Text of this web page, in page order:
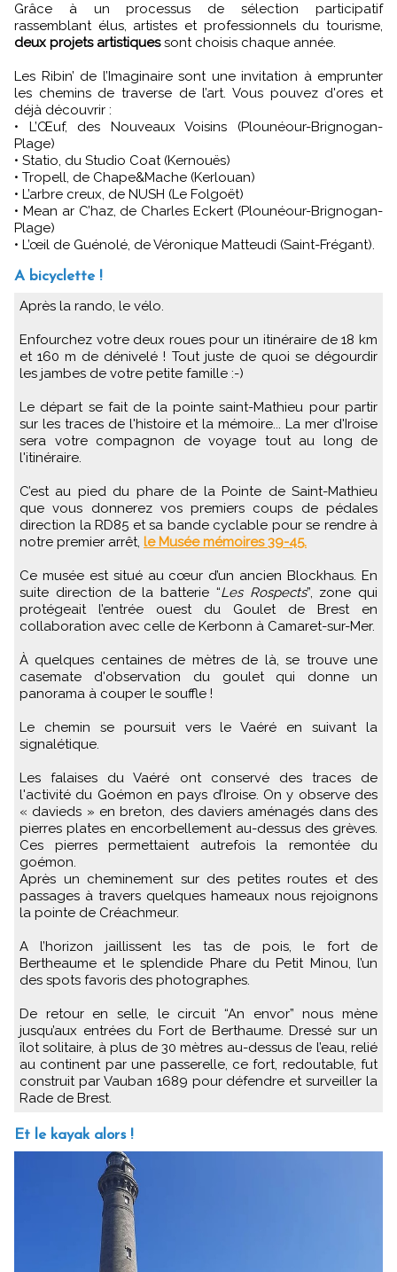
Grâce à un processus de sélection participatif
rassemblant élus, artistes et professionnels du tourisme,
deux projets artistiquessont choisis chaque année.
Les Ribin’ de l’Imaginaire sont une invitation à emprunter
les chemins de traverse de l’art. Vous pouvez d'ores et
déjà découvrir :
• L’Œuf, des Nouveaux Voisins (Plounéour-Brignogan-
Plage)
• Statio, du Studio Coat (Kernouës)
• Tropell, de Chape&Mache (Kerlouan)
• L’arbre creux, de NUSH (Le Folgoët)
• Mean ar C’haz, de Charles Eckert (Plounéour-Brignogan-
Plage)
• L’œil de Guénolé, de Véronique Matteudi (Saint-Frégant).
A bicyclette !
Après la rando, le vélo.
Enfourchez votre deux roues pour un itinéraire de 18 km
et 160 m de dénivelé ! Tout juste de quoi se dégourdir
les jambes de votre petite famille :-)
Le départ se fait de la pointe saint-Mathieu pour partir
sur les traces de l'histoire et la mémoire... La mer d'Iroise
sera votre compagnon de voyage tout au long de
l'itinéraire.
C’est au pied du phare de la Pointe de Saint-Mathieu
que vous donnerez vos premiers coups de pédales
direction la RD85 et sa bande cyclable pour se rendre à
notre premier arrêt, le Musée mémoires 39-45.
Ce musée est situé au cœur d’un ancien Blockhaus. En
suite direction de la batterie “Les Rospects”, zone qui
protégeait l’entrée ouest du Goulet de Brest en
collaboration avec celle de Kerbonn à Camaret-sur-Mer.
À quelques centaines de mètres de là, se trouve une
casemate d'observation du goulet qui donne un
panorama à couper le souffle !
Le chemin se poursuit vers le Vaéré en suivant la
signalétique.
Les falaises du Vaéré ont conservé des traces de
l'activité du Goémon en pays d’Iroise. On y observe des
« davieds » en breton, des daviers aménagés dans des
pierres plates en encorbellement au-dessus des grèves.
Ces pierres permettaient autrefois la remontée du
goémon.
Après un cheminement sur des petites routes et des
passages à travers quelques hameaux nous rejoignons
la pointe de Créachmeur.
A l’horizon jaillissent les tas de pois, le fort de
Bertheaume et le splendide Phare du Petit Minou, l’un
des spots favoris des photographes.
De retour en selle, le circuit “An envor” nous mène
jusqu’aux entrées du Fort de Berthaume. Dressé sur un
îlot solitaire, à plus de 30 mètres au-dessus de l’eau, relié
au continent par une passerelle, ce fort, redoutable, fut
construit par Vauban 1689 pour défendre et surveiller la
Rade de Brest.
Et le kayak alors !